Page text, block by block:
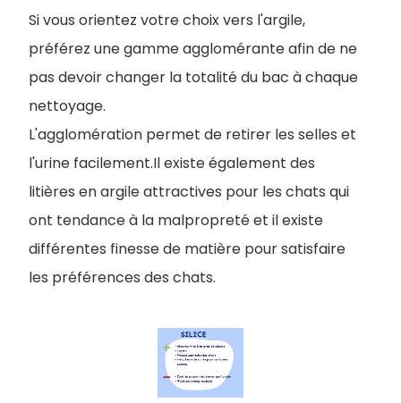
Si vous orientez votre choix vers l'argile,
préférez une gamme agglomérante afin de ne
pas devoir changer la totalité du bac à chaque
nettoyage.
L'agglomération permet de retirer les selles et
l'urine facilement.Il existe également des
litières en argile attractives pour les chats qui
ont tendance à la malpropreté et il existe
différentes finesse de matière pour satisfaire
les préférences des chats.